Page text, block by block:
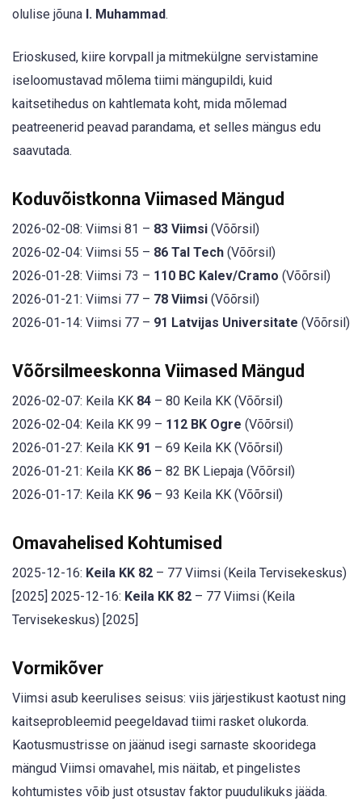
olulise jõuna I. Muhammad.
Erioskused, kiire korvpall ja mitmekülgne servistamine
iseloomustavad mõlema tiimi mängupildi, kuid
kaitsetihedus on kahtlemata koht, mida mõlemad
peatreenerid peavad parandama, et selles mängus edu
saavutada.
Koduvõistkonna Viimased Mängud
2026-02-08: Viimsi 81 – 83 Viimsi (Võõrsil)
2026-02-04: Viimsi 55 – 86 Tal Tech (Võõrsil)
2026-01-28: Viimsi 73 – 110 BC Kalev/Cramo (Võõrsil)
2026-01-21: Viimsi 77 – 78 Viimsi (Võõrsil)
2026-01-14: Viimsi 77 – 91 Latvijas Universitate (Võõrsil)
Võõrsilmeeskonna Viimased Mängud
2026-02-07: Keila KK 84 – 80 Keila KK (Võõrsil)
2026-02-04: Keila KK 99 – 112 BK Ogre (Võõrsil)
2026-01-27: Keila KK 91 – 69 Keila KK (Võõrsil)
2026-01-21: Keila KK 86 – 82 BK Liepaja (Võõrsil)
2026-01-17: Keila KK 96 – 93 Keila KK (Võõrsil)
Omavahelised Kohtumised
2025-12-16: Keila KK 82 – 77 Viimsi (Keila Tervisekeskus)
[2025] 2025-12-16: Keila KK 82 – 77 Viimsi (Keila
Tervisekeskus) [2025]
Vormikõver
Viimsi asub keerulises seisus: viis järjestikust kaotust ning
kaitseprobleemid peegeldavad tiimi rasket olukorda.
Kaotusmustrisse on jäänud isegi sarnaste skooridega
mängud Viimsi omavahel, mis näitab, et pingelistes
kohtumistes võib just otsustav faktor puudulikuks jääda.